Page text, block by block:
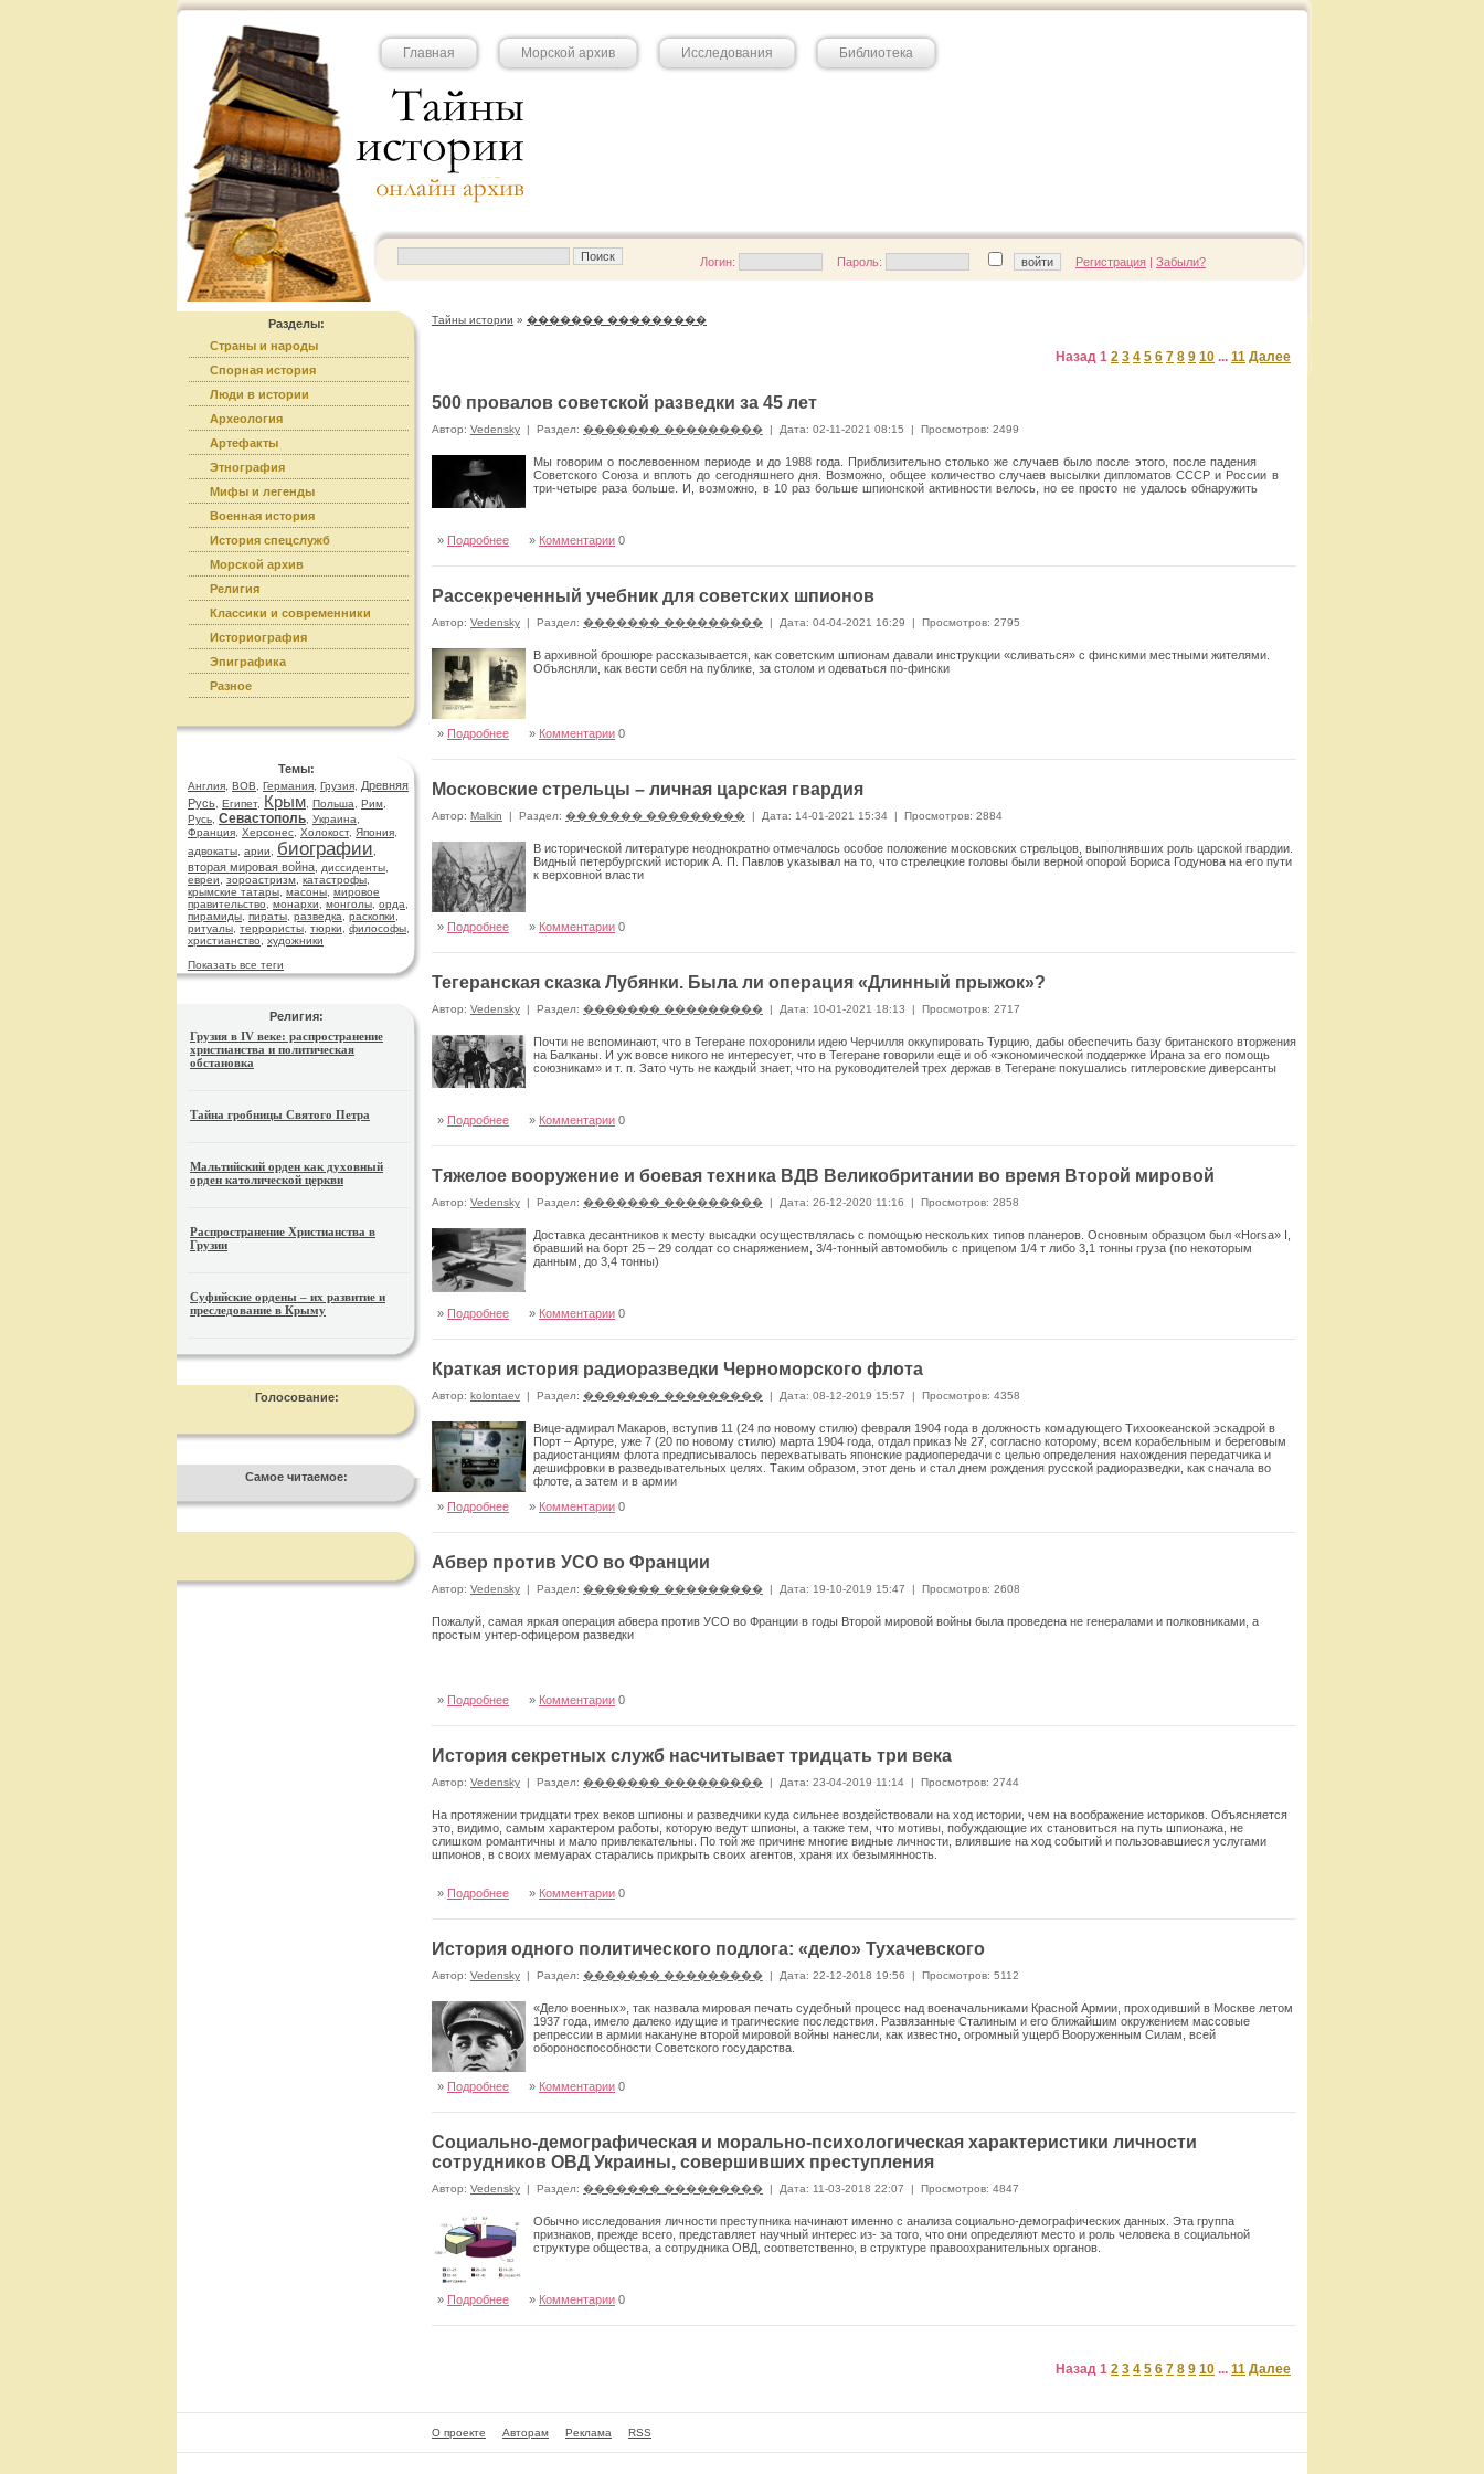
Главная Морской архив Исследования Библиотека
Логин: Пароль: Регистрация | Забыли?
Разделы:
Страны и народы
Спорная история
Люди в истории
Археология
Артефакты
Этнография
Мифы и легенды
Военная история
История спецслужб
Морской архив
Религия
Классики и современники
Историография
Эпиграфика
Разное
Темы:
Англия ВОВ Германия Грузия
Древняя
Русь Египет, Крым Польша Рим
Русь Севастополь Украина
Франция Херсонес Холокост, Япония
адвокаты арии биографии
вторая мировая война диссиденты
евреи
зороастризм катастрофы
крымские татары масоны мировое
правительство
монархи монголы орда
пирамиды пираты разведка раскопки
ритуалы террористы тюрки философы
христианство
художники
Показать все теги
Религия:
Грузия в IV веке: распространение
христианства и политическая
обстановка
Тайна гробницы Святого Петра
Мальтийский орден как духовный
орден католической церкви
Распространение Христианства в
Грузии
Суфийские ордены – их развитие и
преследование в Крыму
Голосование:
Самое читаемое:
Тайны истории » ������� ���������
Назад 1 2 3 4 5 6 7 8 9 10 ... 11 Далее
500 провалов советской разведки за 45 лет
Автор: Vedensky | Раздел: ������� ��������� | Дата: 02-11-2021 08:15 | Просмотров: 2499
Мы говорим о послевоенном периоде и до 1988 года. Приблизительно столько же случаев было после этого, после падения
Советского Союза и вплоть до сегодняшнего дня. Возможно, общее количество случаев высылки дипломатов СССР и России в
три-четыре раза больше. И, возможно, в 10 раз больше шпионской активности велось, но ее просто не удалось обнаружить
» Подробнее » Комментарии 0
Рассекреченный учебник для советских шпионов
Автор: Vedensky | Раздел: ������� ��������� | Дата: 04-04-2021 16:29 | Просмотров: 2795
В архивной брошюре рассказывается, как советским шпионам давали инструкции «сливаться» с финскими местными жителями.
Объясняли, как вести себя на публике, за столом и одеваться по-фински
» Подробнее » Комментарии 0
Московские стрельцы – личная царская гвардия
Автор: Malkin | Раздел: ������� ��������� | Дата: 14-01-2021 15:34 | Просмотров: 2884
В исторической литературе неоднократно отмечалось особое положение московских стрельцов, выполнявших роль царской гвардии.
Видный петербургский историк А. П. Павлов указывал на то, что стрелецкие головы были верной опорой Бориса Годунова на его пути
к верховной власти
» Подробнее » Комментарии 0
Тегеранская сказка Лубянки. Была ли операция «Длинный прыжок»?
Автор: Vedensky | Раздел: ������� ��������� | Дата: 10-01-2021 18:13 | Просмотров: 2717
Почти не вспоминают, что в Тегеране похоронили идею Черчилля оккупировать Турцию, дабы обеспечить базу британского вторжения
на Балканы. И уж вовсе никого не интересует, что в Тегеране говорили ещё и об «экономической поддержке Ирана за его помощь
союзникам» и т. п. Зато чуть не каждый знает, что на руководителей трех держав в Тегеране покушались гитлеровские диверсанты
» Подробнее » Комментарии 0
Тяжелое вооружение и боевая техника ВДВ Великобритании во время Второй мировой
Автор: Vedensky | Раздел: ������� ��������� | Дата: 26-12-2020 11:16 | Просмотров: 2858
Доставка десантников к месту высадки осуществлялась с помощью нескольких типов планеров. Основным образцом был «Horsa» I,
бравший на борт 25 – 29 солдат со снаряжением, 3/4-тонный автомобиль с прицепом 1/4 т либо 3,1 тонны груза (по некоторым
данным, до 3,4 тонны)
» Подробнее » Комментарии 0
Краткая история радиоразведки Черноморского флота
Автор: kolontaev | Раздел: ������� ��������� | Дата: 08-12-2019 15:57 | Просмотров: 4358
Вице-адмирал Макаров, вступив 11 (24 по новому стилю) февраля 1904 года в должность комадующего Тихоокеанской эскадрой в
Порт – Артуре, уже 7 (20 по новому стилю) марта 1904 года, отдал приказ № 27, согласно которому, всем корабельным и береговым
радиостанциям флота предписывалось перехватывать японские радиопередачи с целью определения нахождения передатчика и
дешифровки в разведывательных целях. Таким образом, этот день и стал днем рождения русской радиоразведки, как сначала во
флоте, а затем и в армии
» Подробнее » Комментарии 0
Абвер против УСО во Франции
Автор: Vedensky | Раздел: ������� ��������� | Дата: 19-10-2019 15:47 | Просмотров: 2608
Пожалуй, самая яркая операция абвера против УСО во Франции в годы Второй мировой войны была проведена не генералами и полковниками, а
простым унтер-офицером разведки
» Подробнее » Комментарии 0
История секретных служб насчитывает тридцать три века
Автор: Vedensky | Раздел: ������� ��������� | Дата: 23-04-2019 11:14 | Просмотров: 2744
На протяжении тридцати трех веков шпионы и разведчики куда сильнее воздействовали на ход истории, чем на воображение историков. Объясняется
это, видимо, самым характером работы, которую ведут шпионы, а также тем, что мотивы, побуждающие их становиться на путь шпионажа, не
слишком романтичны и мало привлекательны. По той же причине многие видные личности, влиявшие на ход событий и пользовавшиеся услугами
шпионов, в своих мемуарах старались прикрыть своих агентов, храня их безымянность.
» Подробнее » Комментарии 0
История одного политического подлога: «дело» Тухачевского
Автор: Vedensky | Раздел: ������� ��������� | Дата: 22-12-2018 19:56 | Просмотров: 5112
«Дело военных», так назвала мировая печать судебный процесс над военачальниками Красной Армии, проходивший в Москве летом
1937 года, имело далеко идущие и трагические последствия. Развязанные Сталиным и его ближайшим окружением массовые
репрессии в армии накануне второй мировой войны нанесли, как известно, огромный ущерб Вооруженным Силам, всей
обороноспособности Советского государства.
» Подробнее » Комментарии 0
Социально-демографическая и морально-психологическая характеристики личности
сотрудников ОВД Украины, совершивших преступления
Автор: Vedensky | Раздел: ������� ��������� | Дата: 11-03-2018 22:07 | Просмотров: 4847
Обычно исследования личности преступника начинают имен­но с анализа социально-демографических данных. Эта груп­па
признаков, прежде всего, представляет научный интерес из- за того, что они определяют место и роль человека в социальной
структуре общества, а сотрудника ОВД, соответственно, в струк­туре правоохранительных органов.
» Подробнее » Комментарии 0
Назад 1 2 3 4 5 6 7 8 9 10 ... 11 Далее
О проекте Авторам Реклама RSS